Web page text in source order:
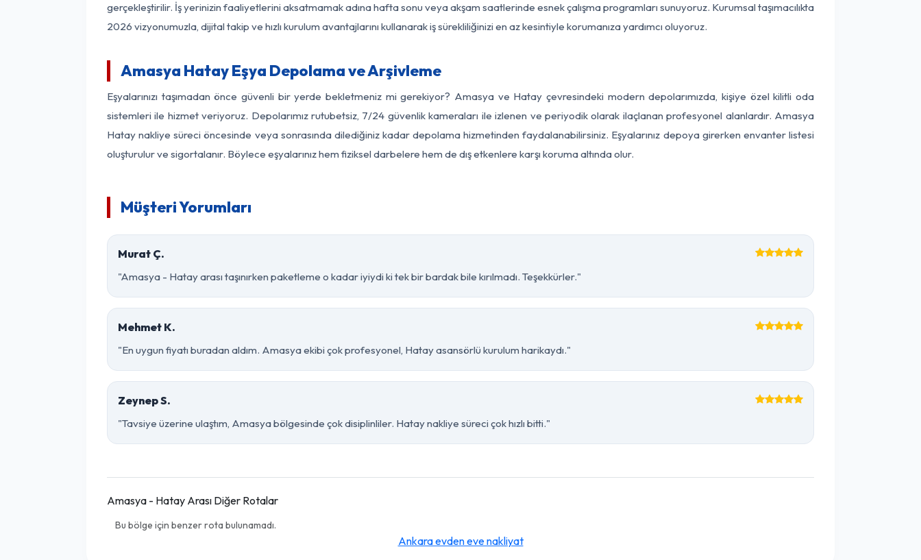
gerçekleştirilir. İş yerinizin faaliyetlerini aksatmamak adına hafta sonu veya akşam saatlerinde esnek çalışma programları sunuyoruz. Kurumsal taşımacılıkta
2026 vizyonumuzla, dijital takip ve hızlı kurulum avantajlarını kullanarak iş sürekliliğinizi en az kesintiyle korumanıza yardımcı oluyoruz.
Amasya Hatay Eşya Depolama ve Arşivleme
Eşyalarınızı taşımadan önce güvenli bir yerde bekletmeniz mi gerekiyor? Amasya ve Hatay çevresindeki modern depolarımızda, kişiye özel kilitli oda
sistemleri ile hizmet veriyoruz. Depolarımız rutubetsiz, 7/24 güvenlik kameraları ile izlenen ve periyodik olarak ilaçlanan profesyonel alanlardır. Amasya
Hatay nakliye süreci öncesinde veya sonrasında dilediğiniz kadar depolama hizmetinden faydalanabilirsiniz. Eşyalarınız depoya girerken envanter listesi
oluşturulur ve sigortalanır. Böylece eşyalarınız hem fiziksel darbelere hem de dış etkenlere karşı koruma altında olur.
Müşteri Yorumları
Murat Ç.
"Amasya - Hatay arası taşınırken paketleme o kadar iyiydi ki tek bir bardak bile kırılmadı. Teşekkürler."
Mehmet K.
"En uygun fiyatı buradan aldım. Amasya ekibi çok profesyonel, Hatay asansörlü kurulum harikaydı."
Zeynep S.
"Tavsiye üzerine ulaştım, Amasya bölgesinde çok disiplinliler. Hatay nakliye süreci çok hızlı bitti."
Amasya - Hatay Arası Diğer Rotalar
Bu bölge için benzer rota bulunamadı.
Ankara evden eve nakliyat